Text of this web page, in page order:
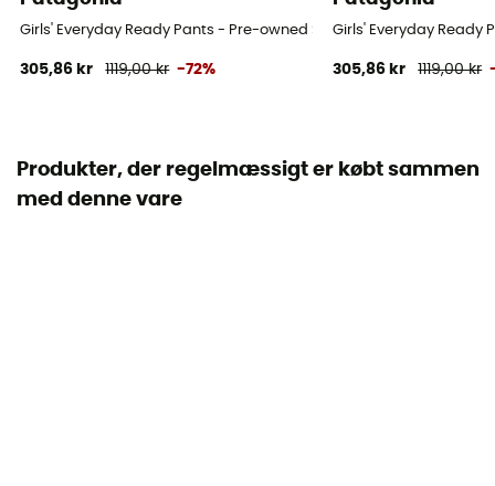
Girls' Everyday Ready Pants - Pre-owned Skibukser - Barn -
305,86 kr 1119,00 kr -72%
Girls' Everyday Ready
305,86 kr 1119,00 kr
Produkter, der regelmæssigt er købt sammen
med denne vare